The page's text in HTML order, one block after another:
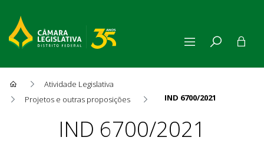
Atividade Legislativa
Projetos e outras proposições
IND 6700/2021
ProposiçãoIND 6700/2021